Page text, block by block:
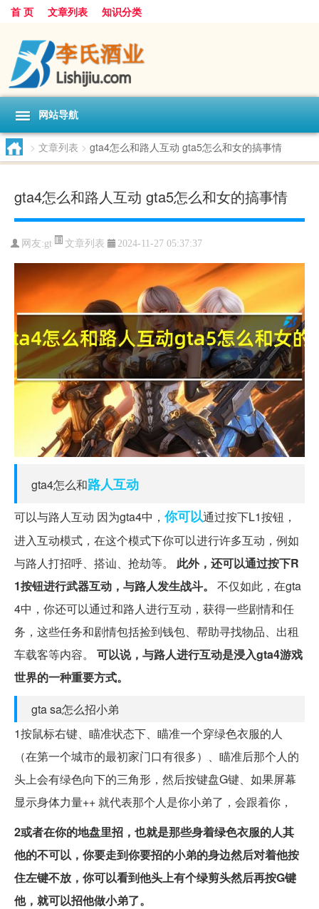
首 页 文章列表 知识分类
网站导航
> 文章列表 > gta4怎么和路人互动 gta5怎么和女的搞事情
gta4怎么和路人互动 gta5怎么和女的搞事情
网友:gt 文章列表 2024-11-27 05:37:37
gta4怎么和路人互动
可以与路人互动 因为gta4中，你可以通过按下L1按钮，
进入互动模式，在这个模式下你可以进行许多互动，例如
与路人打招呼、搭讪、抢劫等。 此外，还可以通过按下R
1按钮进行武器互动，与路人发生战斗。
不仅如此，在gta
4中，你还可以通过和路人进行互动，获得一些剧情和任
务，这些任务和剧情包括捡到钱包、帮助寻找物品、出租
车载客等内容。 可以说，与路人进行互动是浸入gta4游戏
世界的一种重要方式。
gta sa怎么招小弟
1按鼠标右键、瞄准状态下、瞄准一个穿绿色衣服的人
（在第一个城市的最初家门口有很多）、瞄准后那个人的
头上会有绿色向下的三角形，然后按键盘G键、如果屏幕
显示身体力量++ 就代表那个人是你小弟了，会跟着你，
2或者在你的地盘里招，也就是那些身着绿色衣服的人其
他的不可以，你要走到你要招的小弟的身边然后对着他按
住左键不放，你可以看到他头上有个绿剪头然后再按G键
他，就可以招他做小弟了。